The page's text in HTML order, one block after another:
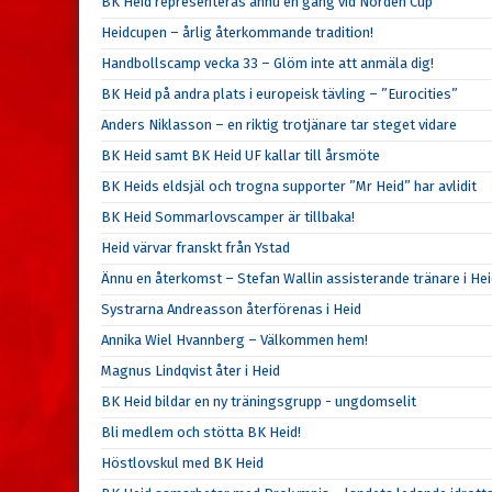
Heidcupen – årlig återkommande tradition!
Handbollscamp vecka 33 – Glöm inte att anmäla dig!
BK Heid på andra plats i europeisk tävling – ”Eurocities”
Anders Niklasson – en riktig trotjänare tar steget vidare
BK Heid samt BK Heid UF kallar till årsmöte
BK Heids eldsjäl och trogna supporter ”Mr Heid” har avlidit
BK Heid Sommarlovscamper är tillbaka!
Heid värvar franskt från Ystad
Ännu en återkomst – Stefan Wallin assisterande tränare i
Systrarna Andreasson återförenas i Heid
Annika Wiel Hvannberg – Välkommen hem!
Magnus Lindqvist åter i Heid
BK Heid bildar en ny träningsgrupp - ungdomselit
Bli medlem och stötta BK Heid!
Höstlovskul med BK Heid